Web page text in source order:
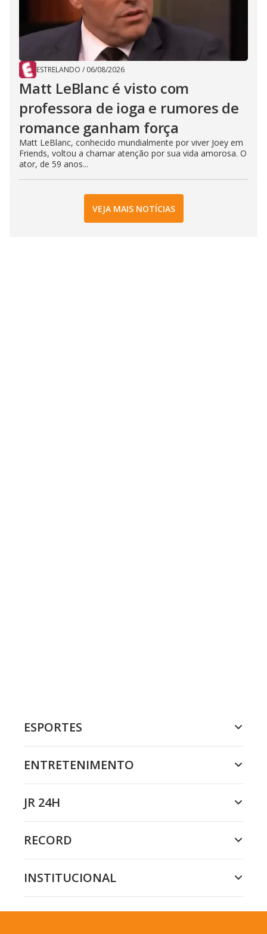
ESTRELANDO / 06/08/2026
Matt LeBlanc é visto com
professora de ioga e rumores de
romance ganham força
Matt LeBlanc, conhecido mundialmente por viver Joey em
Friends, voltou a chamar atenção por sua vida amorosa. O
ator, de 59 anos...
VEJA MAIS NOTÍCIAS
ESPORTES
ENTRETENIMENTO
JR 24H
RECORD
INSTITUCIONAL